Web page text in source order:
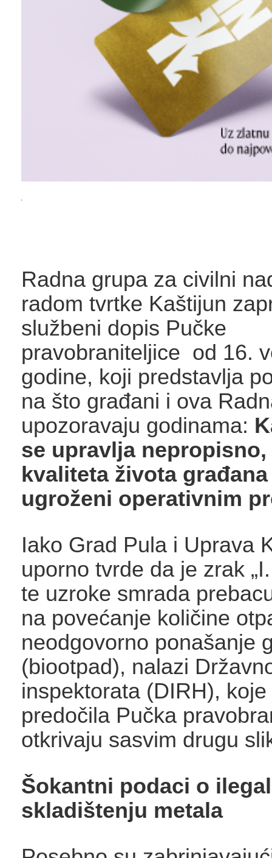
Radna grupa za civilni
radom tvrtke Kaštijun
službeni dopis Pučke
pravobraniteljice od 16.
godine, koji predstavlja
na što građani i ova
upozoravaju godinama:
se upravlja
kvaliteta života
ugroženi operativnim
Iako Grad Pula i Uprava
uporno tvrde da je zrak
te uzroke smrada
na povećanje količine
neodgovorno ponašanje
(biootpad), nalazi
inspektorata (DIRH),
predočila Pučka
otkrivaju sasvim drugu
Šokantni podaci o
skladištenju metala